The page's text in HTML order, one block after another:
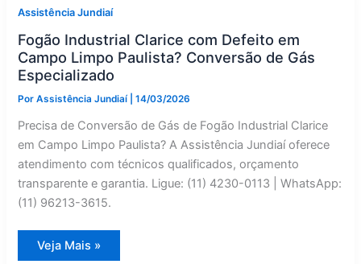
Limpo
Paulista?
Conserto
Especializado
Assistência Jundiaí
Fogão Industrial Clarice com Defeito em
Campo Limpo Paulista? Conversão de Gás
Especializado
PorAssistência Jundiaí |14/03/2026
Precisa de Conversão de Gás de Fogão Industrial Clarice
em Campo Limpo Paulista? A Assistência Jundiaí oferece
atendimento com técnicos qualificados, orçamento
transparente e garantia. Ligue: (11) 4230-0113 | WhatsApp:
(11) 96213-3615.
Fogão
Industrial
Veja Mais »